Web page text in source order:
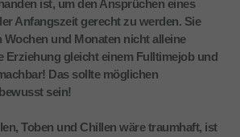
ist, um den Ansprüchen eines
Anfangszeit gerecht zu werden. Sie
Wochen und Monaten nicht alleine
Erziehung gleicht einem Fulltimejob und
Das sollte möglichen
sein!
Toben und Chillen wäre traumhaft, ist